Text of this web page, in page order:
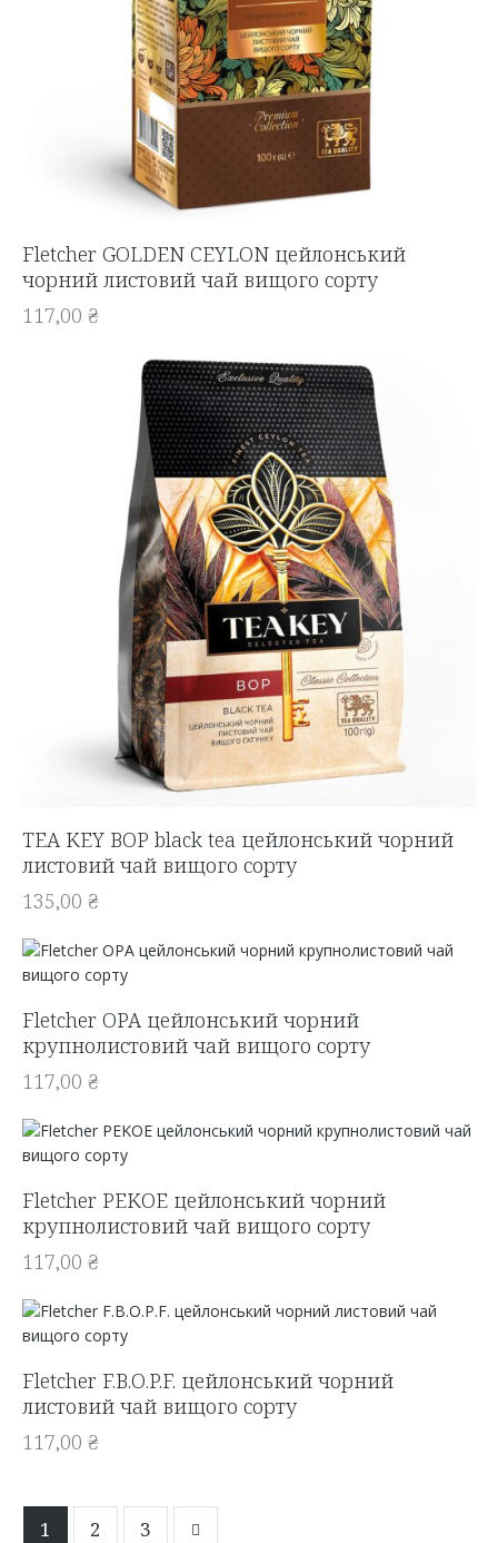
Fletcher GOLDEN CEYLON цейлонський
чорний листовий чай вищого сорту
117,00 ₴
TEA KEY BOP black tea цейлонський чорний
листовий чай вищого сорту
135,00 ₴
Fletcher OPA цейлонський чорний
крупнолистовий чай вищого сорту
117,00 ₴
Fletcher PEKOE цейлонський чорний
крупнолистовий чай вищого сорту
117,00 ₴
Fletcher F.B.O.P.F. цейлонський чорний
листовий чай вищого сорту
117,00 ₴
1 2 3
→